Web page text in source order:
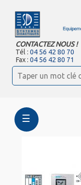
CONTACTEZ NOUS !
Tél :04 56 42 80 70
Fax :04 56 42 80 71
☰